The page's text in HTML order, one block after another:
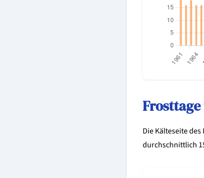
Die Kälteseite
durchschnittlich